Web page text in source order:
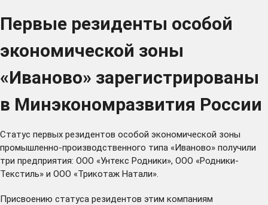
Первые резиденты особой
экономической зоны
«Иваново» зарегистрированы
в Минэкономразвития России
Статус первых резидентов особой экономической зоны
промышленно-производственного типа «Иваново» получили
три предприятия: ООО «Унтекс Родники», ООО «Родники-
Текстиль» и ООО «Трикотаж Натали».
Присвоению статуса резидентов этим компаниям